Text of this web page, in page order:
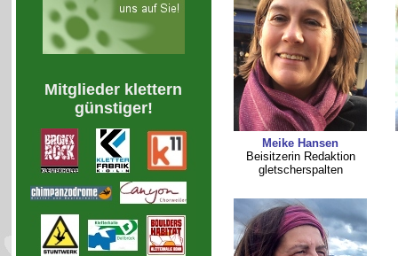
Mitglieder klettern
günstiger!
Meike Hansen
Beisitzerin Redaktion
gletscherspalten